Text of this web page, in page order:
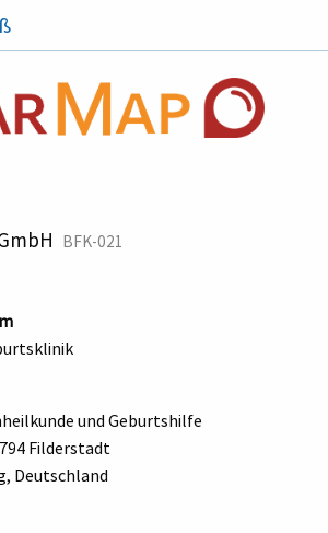
BFK-021
und Geburtshilfe
Filderstadt
Deutschland